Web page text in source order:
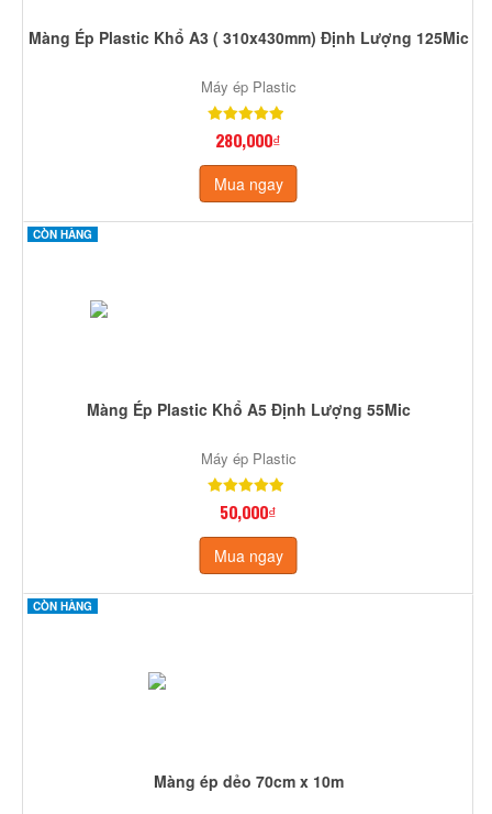
Màng Ép Plastic Khổ A3 ( 310x430mm) Định Lượng 125Mic
Máy ép Plastic
280,000₫
Mua ngay
CÒN HÀNG
Màng Ép Plastic Khổ A5 Định Lượng 55Mic
Máy ép Plastic
50,000₫
Mua ngay
CÒN HÀNG
Màng ép dẻo 70cm x 10m